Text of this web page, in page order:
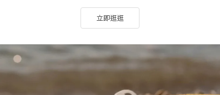
立即逛逛